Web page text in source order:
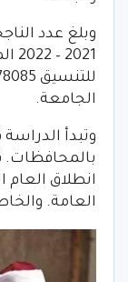
وبلغ عدد
الجامعة.
وتبدأ
بالمحافظات.
انطلاق
العامة.